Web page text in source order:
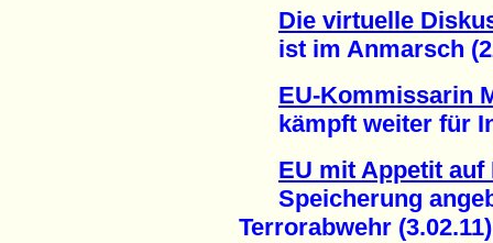
Die virtuelle
ist im Anmarsch
EU-Kommissarin
kämpft weiter für
EU mit Appetit auf
Speicherung
Terrorabwehr (3.02.11)